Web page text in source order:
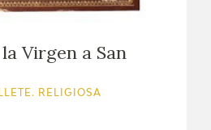
Virgen a San
RELIGIOSA